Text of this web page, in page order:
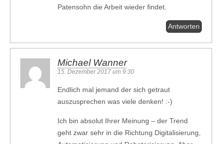
Patensohn die Arbeit wieder findet.
Antworten
Michael Wanner
15. Dezember 2017 um 9:30
Endlich mal jemand der sich getraut
auszusprechen was viele denken! :-)
Ich bin absolut Ihrer Meinung – der Trend
geht zwar sehr in die Richtung Digitalisierung,